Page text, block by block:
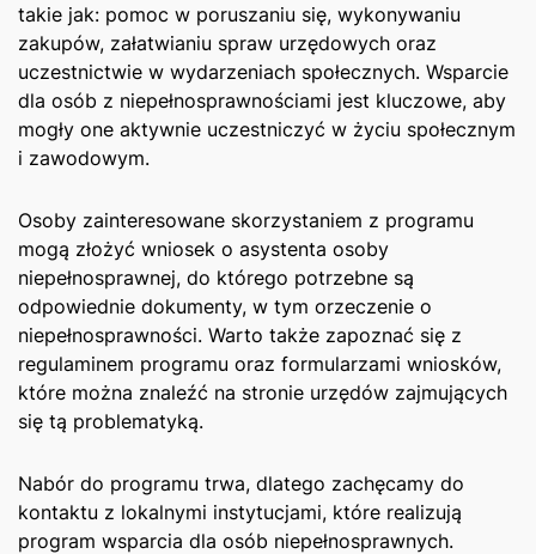
takie‍ jak: ‍pomoc w poruszaniu się, wykonywaniu
zakupów,⁤ załatwianiu spraw urzędowych oraz⁤
uczestnictwie ‌w wydarzeniach społecznych. Wsparcie
dla osób z niepełnosprawnościami jest kluczowe, aby
mogły one aktywnie ​uczestniczyć w życiu społecznym
i zawodowym.
Osoby zainteresowane skorzystaniem z programu
mogą złożyć wniosek o asystenta osoby
niepełnosprawnej, do ⁣którego potrzebne są‍
odpowiednie dokumenty, w tym orzeczenie o
niepełnosprawności. Warto także zapoznać się z⁣
regulaminem programu oraz formularzami wniosków,
które można znaleźć na stronie urzędów zajmujących
się tą problematyką.
Nabór do programu trwa, dlatego​ zachęcamy do
kontaktu ⁣z lokalnymi⁣ instytucjami, które realizują
program⁣ wsparcia ​dla osób ‍niepełnosprawnych.